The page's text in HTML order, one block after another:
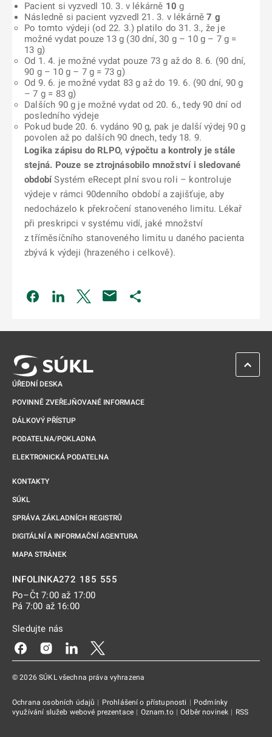
Pacient si vyzvedl 10. 3. v lékárně 10 g
Následně si pacient vyzvedl 21. 3. v lékárně7 g
Po tomto výdeji (od 22. 3.) platilo do 31. 3., že je
možné vydat pouze 13 g (30 dní, 30 g – 10 g – 7 g =
13 g)
Od 1. 4. je možné vydat pouze 73 g až do 8. 6. (90 dní,
90 g – 10 g – 7 g = 73 g)
Od 9. 6. je možné vydat 83 g až do 19. 6. (90 dní, 90 g
– 7 g = 83 g)
Dalších 90 g je možné vydat od 20. 6., tedy 90 dní od
posledního výdeje
Pokud bude 20. 6. vydáno 90 g, pak je další výdej 90 g
povolen až po dalších 90 dnech, tedy 18. 9.
Logika zápisu do RLPO, výpočtu a kontroly je stále
stejná. Pouze se ztrojnásobilo množství i sledované
obdobíSystém eRecept plní svou roli – kontroluje
výdeje v rámci 90denního období a zajišťuje, aby
nedocházelo k překročení stanoveného limitu. Lékař
při preskripci v systému vidí, jaké množství
z tříměsíčního stanoveného limitu u daného pacienta
zbývá k výdeji (hrazeného i celkově).
Odkaz se otevře na nové kartě
Odkaz se otevře na nové kartě
Odkaz se otevře na nové kartě
ÚŘEDNÍ DESKA
POVINNĚ ZVEŘEJŇOVANÉ INFORMACE
DÁLKOVÝ PŘÍSTUP
PODATELNA/POKLADNA
ELEKTRONICKÁ PODATELNA
KONTAKTY
SÚKL
SPRÁVA ZÁKLADNÍCH REGISTRŮ
DIGITÁLNÍ A INFORMAČNÍ AGENTURA
MAPA STRÁNEK
INFOLINKA272 185 555
Po–Čt 7:00 až 17:00
Pá 7:00 až 16:00
Sledujte nás
Odkaz se otevře na nové kartě
Odkaz se otevře na nové kartě
Odkaz se otevře na nové kartě
© 2026 SÚKL všechna práva vyhrazena
Ochrana osobních údajů | Prohlášení o přístupnosti | Podmínky
využívání služeb webové prezentace | Oznam.to | Odběr novinek | RSS
ZPĚT